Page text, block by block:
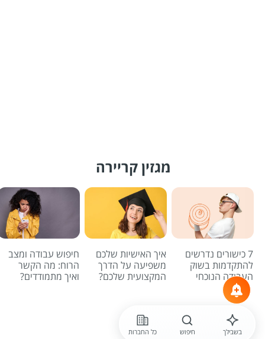
מגזין קריירה
7 כישורים נדרשים
להתקדמות בשוק
העבודה הנוכחי
איך האישיות שלכם
משפיעה על הדרך
המקצועית שלכם?
חיפוש עבודה ומצב
הרוח: מה הקשר
ואיך מתמודדים?
לכל הכתבות
בשבילך חיפוש כל החברות